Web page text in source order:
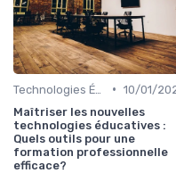
• 10/01/
Maîtriser les nouvelles
technologies éducatives :
Quels outils pour une
formation professionnelle
efficace?